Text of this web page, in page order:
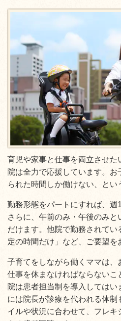
育児や家事と仕事を両立させた
院は全力で応援しています。
られた時間しか働けない、とい
勤務形態をパートにすれば、週
さらに、午前のみ・午後のみと
だけます。他院で勤務されて
定の時間だけ」など、ご要望を
子育てをしながら働くママは、
仕事を休まなければならないこ
院は患者担当制を導入しては
には院長が診療を代われる体制
イルや状況に合わせて、フレ